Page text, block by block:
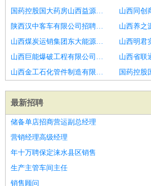
国药控股国大药房山西益源连锁有限公司平阳路店中医坐堂医诊所招聘客户经理
陕西汉中客车有限公司招聘互联网客户经理
山西煤炭运销集团东大能源有限公司招聘电销客户经理
山西巨能爆破工程有限公司招聘银行个人业务客户经理
山西金工石化管件制造有限公司招聘大客户经理
最新招聘
储备单店招商营运副总经理
营销经理高级经理
年十万聘保定涞水县区销售
生产主管车间主任
销售顾问